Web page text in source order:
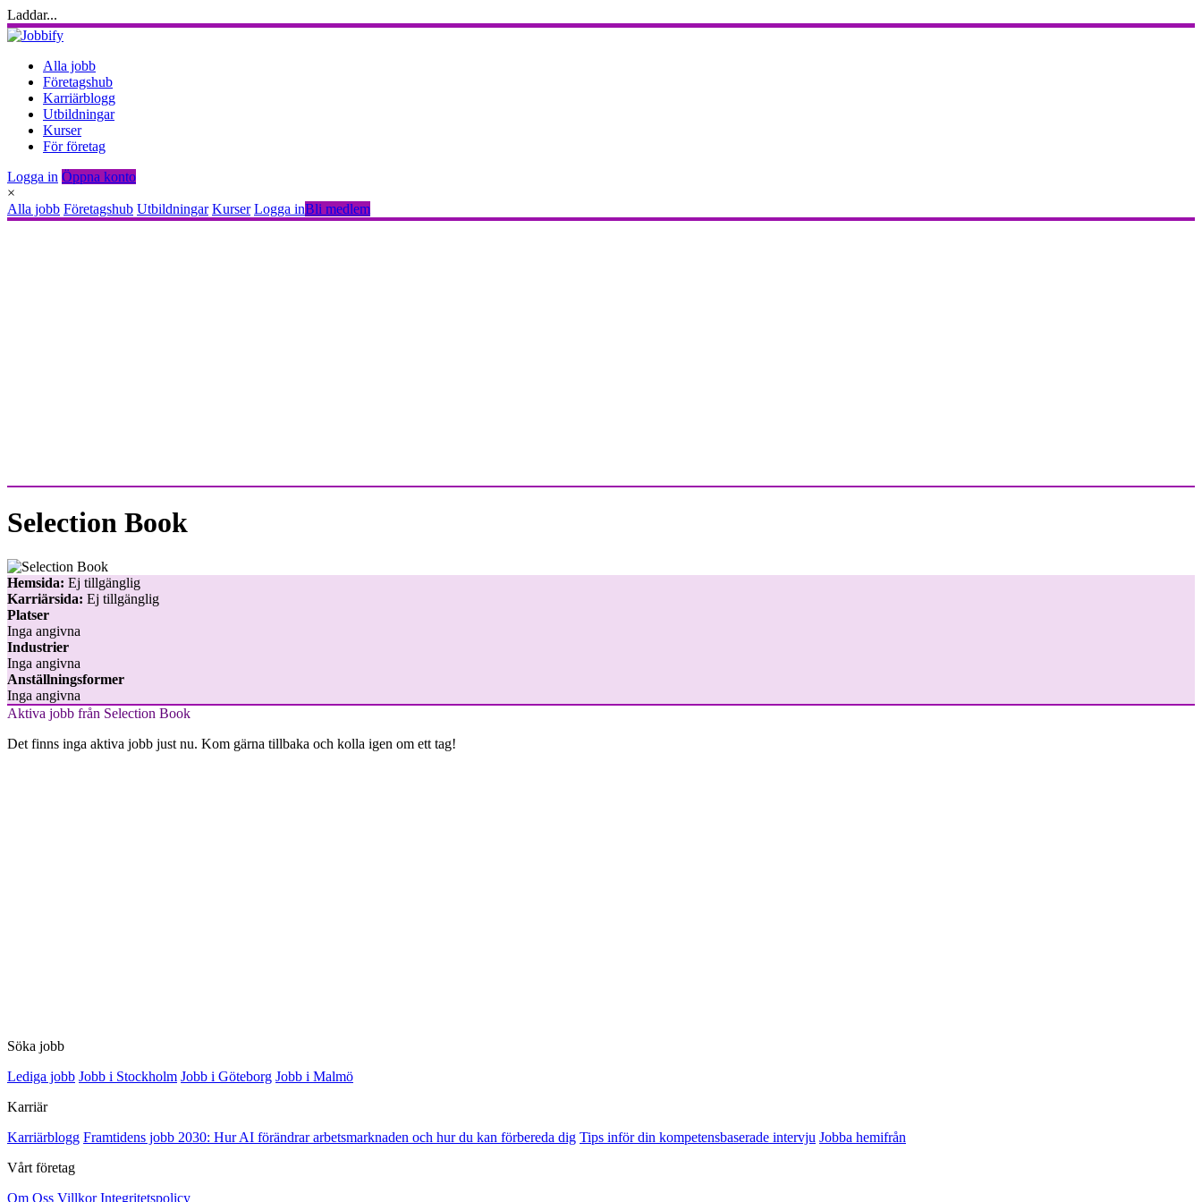
Laddar...
Alla jobb
Företagshub
Karriärblogg
Utbildningar
Kurser
För företag
Logga in Öppna konto
×
Alla jobb Företagshub Utbildningar Kurser Logga inBli medlem
Selection Book
Hemsida: Ej tillgänglig
Karriärsida: Ej tillgänglig
Platser
Inga angivna
Industrier
Inga angivna
Anställningsformer
Inga angivna
Aktiva jobb från Selection Book
Det finns inga aktiva jobb just nu. Kom gärna tillbaka och kolla igen om ett tag!
Söka jobb
Lediga jobb Jobb i Stockholm Jobb i Göteborg Jobb i Malmö
Karriär
Karriärblogg Framtidens jobb 2030: Hur AI förändrar arbetsmarknaden och hur du kan förbereda dig Tips inför din kompetensbaserade intervju Jobba hemifrån
Vårt företag
Om Oss Villkor Integritetspolicy